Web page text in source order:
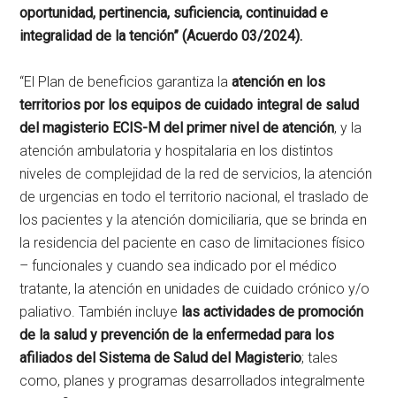
oportunidad, pertinencia, suficiencia, continuidad e
integralidad de la tención” (Acuerdo 03/2024).
“El Plan de beneficios garantiza laatención en los
territorios por los equipos de cuidado integral de salud
del magisterio ECIS-M del primer nivel de atención, y la
atención ambulatoria y hospitalaria en los distintos
niveles de complejidad de la red de servicios, la atención
de urgencias en todo el territorio nacional, el traslado de
los pacientes y la atención domiciliaria, que se brinda en
la residencia del paciente en caso de limitaciones físico
– funcionales y cuando sea indicado por el médico
tratante, la atención en unidades de cuidado crónico y/o
paliativo. También incluye las actividades de promoción
de la salud y prevención de la enfermedad para los
afiliados del Sistema de Salud del Magisterio; tales
como, planes y programas desarrollados integralmente